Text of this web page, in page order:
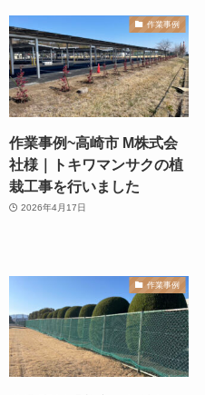
作業事例
作業事例~高崎市 M株式会
社様｜トキワマンサクの植
栽工事を行いました
2026年4月17日
作業事例